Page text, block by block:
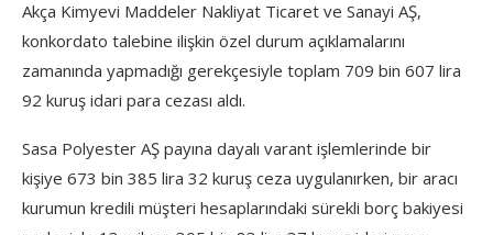
Akça Kimyevi Maddeler Nakliyat Ticaret ve Sanayi AŞ,
konkordato talebine ilişkin özel durum açıklamalarını
zamanında yapmadığı gerekçesiyle toplam 709 bin 607 lira
92 kuruş idari para cezası aldı.
Sasa Polyester AŞ payına dayalı varant işlemlerinde bir
kişiye 673 bin 385 lira 32 kuruş ceza uygulanırken, bir aracı
kurumun kredili müşteri hesaplarındaki sürekli borç bakiyesi